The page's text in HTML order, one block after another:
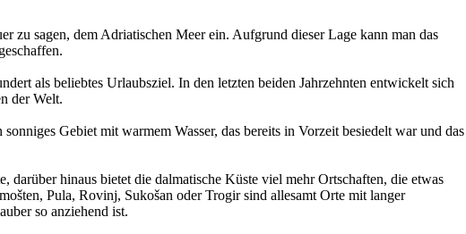
zu sagen, dem Adriatischen Meer ein. Aufgrund dieser Lage kann man das
als beliebtes Urlaubsziel. In den letzten beiden Jahrzehnten entwickelt sich
der Welt.
Gebiet mit warmem Wasser, das bereits in Vorzeit besiedelt war und das
hinaus bietet die dalmatische Küste viel mehr Ortschaften, die etwas
Pula, Rovinj, Sukošan oder Trogir sind allesamt Orte mit langer
so anziehend ist.